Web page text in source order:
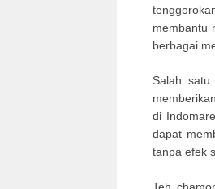
membantu
berbagai
Salah
di
dapat
tanpa efek